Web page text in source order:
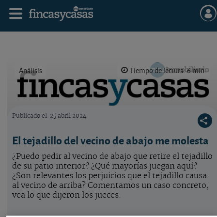
Análisis Tiempo de lectura: 6 min.
Publicado el 25 abril 2024
El tejadillo del vecino de abajo me molesta
¿Puedo pedir al vecino de abajo que retire el tejadillo
de su patio interior? ¿Qué mayorías juegan aquí?
¿Son relevantes los perjuicios que el tejadillo causa
al vecino de arriba? Comentamos un caso concreto,
vea lo que dijeron los jueces.